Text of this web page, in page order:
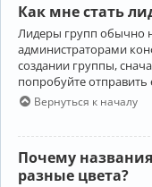
Как мне стать
Лидеры групп обычно
администраторами
создании группы,
попробуйте
Вернуться к началу
Почему
разные цвета?